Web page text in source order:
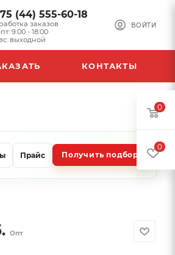
ВОЙТИ
(44) 555-60-18
заказов
9:00 - 18:00
выходной
КОНТАКТЫ
Прайс Получить подбор
Опт
0
0